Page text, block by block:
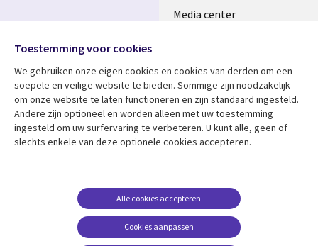
Media center
Bekijk meer
Library
NETHERLANDS
Artikelen
Evenementen
Support
Legal
Disclaimer
Cookie management
Media
NETHERLANDS
Toestemming voor cookies
We gebruiken onze eigen cookies en cookies van derden om een ​​
soepele en veilige website te bieden. Sommige zijn noodzakelijk
om onze website te laten functioneren en zijn standaard ingesteld.
Andere zijn optioneel en worden alleen met uw toestemming
ingesteld om uw surfervaring te verbeteren. U kunt alle, geen of
slechts enkele van deze optionele cookies accepteren.
Cookies aanpassen
Alle cookies accepteren